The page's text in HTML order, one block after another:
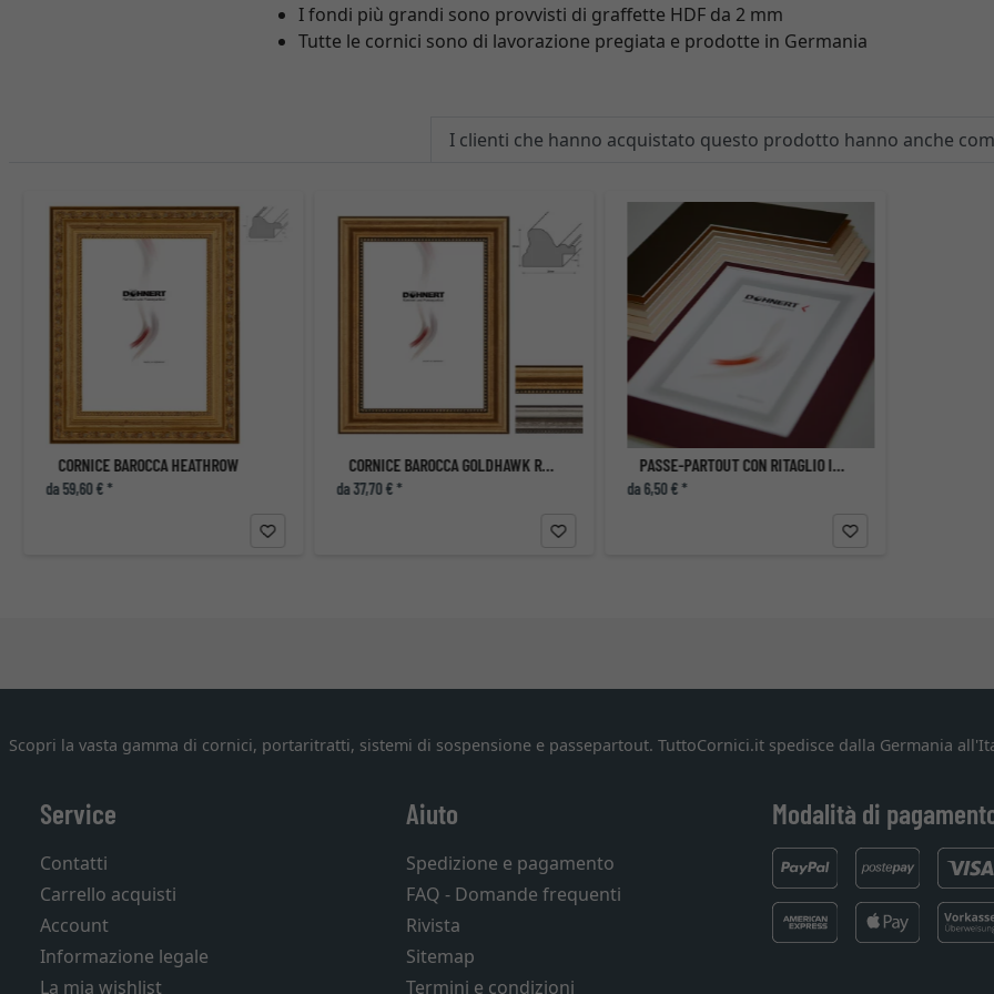
I fondi più grandi sono provvisti di graffette HDF da 2 mm
Tutte le cornici sono di lavorazione pregiata e prodotte in Germania
I clienti che hanno acquistato questo prodotto hanno anche
CORNICE BAROCCA HEATHROW
da 59,60 € *
CORNICE BAROCCA GOLDHAWK ROAD
da 37,70 € *
PASSE-PARTOUT CON RITAGLIO INDIVIDUALE
da 6,50 € *
Scopri la vasta gamma di cornici, portaritratti, sistemi di sospensione e passepartout. TuttoCornici.it spedisce dalla Germania
Service
Contatti
Carrello acquisti
Account
Informazione legale
La mia wishlist
Aiuto
Spedizione e pagamento
FAQ - Domande frequenti
Rivista
Sitemap
Termini e condizioni
Modalità di